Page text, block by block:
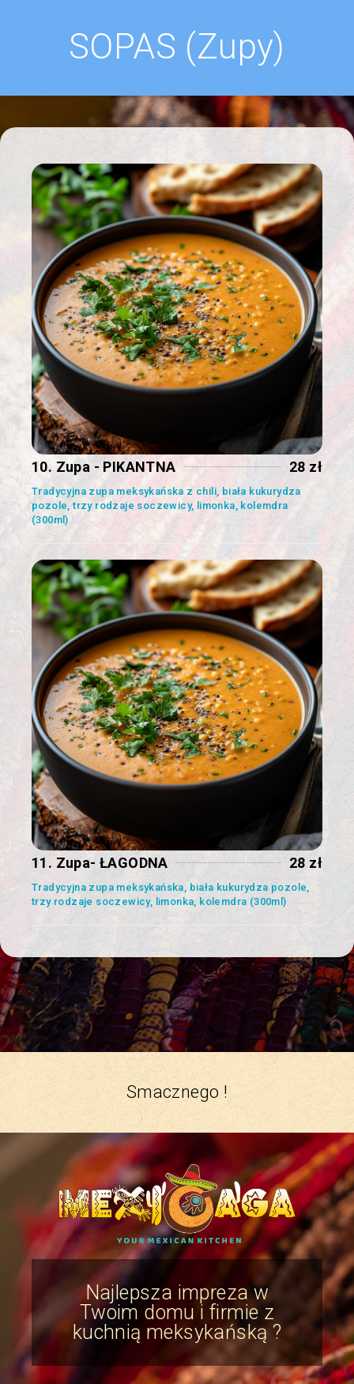
SOPAS (Zupy)
10. Zupa - PIKANTNA 28 zł
Tradycyjna zupa meksykańska z chili, biała kukurydza
pozole, trzy rodzaje soczewicy, limonka, kolemdra
(300ml)
11. Zupa- ŁAGODNA 28 zł
Tradycyjna zupa meksykańska, biała kukurydza pozole,
trzy rodzaje soczewicy, limonka, kolemdra (300ml)
Smacznego !
Najlepsza impreza w
Twoim domu i firmie z
kuchnią meksykańską ?